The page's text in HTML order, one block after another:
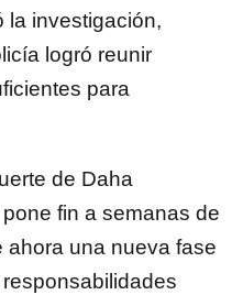
la investigación,
logró reunir
para
de Daha
fin a semanas de
ahora una nueva fase